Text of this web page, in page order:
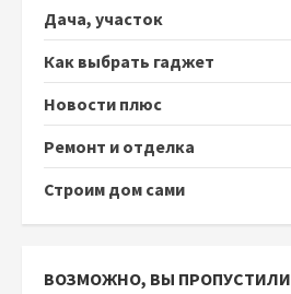
Дача, участок
Как выбрать гаджет
Новости плюс
Ремонт и отделка
Строим дом сами
ВОЗМОЖНО, ВЫ ПРОПУСТИЛИ